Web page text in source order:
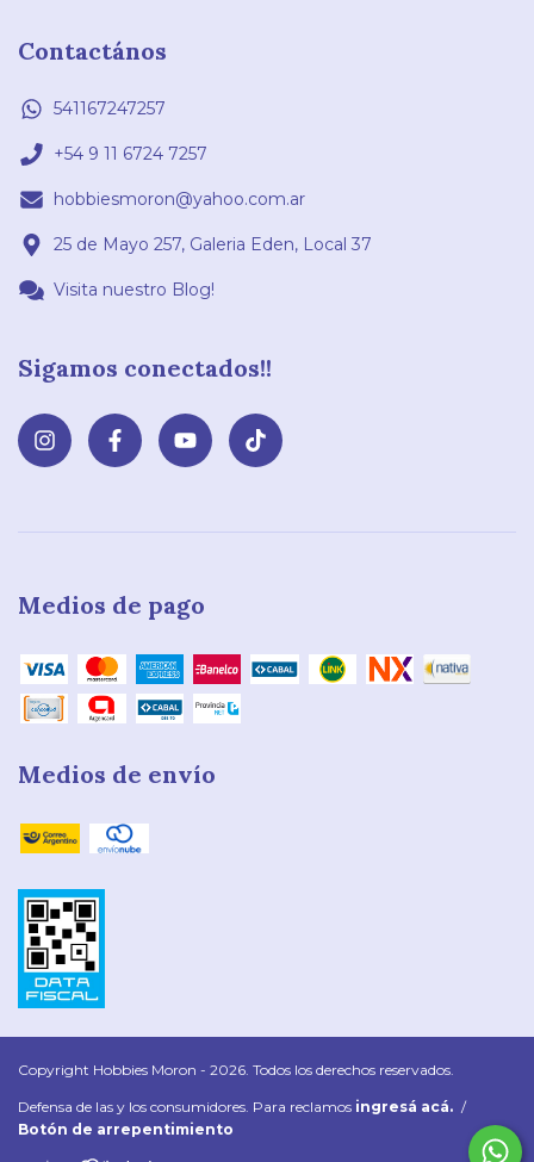
Contactános
541167247257
+54 9 11 6724 7257
hobbiesmoron@yahoo.com.ar
25 de Mayo 257, Galeria Eden, Local 37
Visita nuestro Blog!
Sigamos conectados!!
Medios de pago
Medios de envío
Copyright Hobbies Moron - 2026. Todos los derechos reservados.
Defensa de las y los consumidores. Para reclamos ingresá acá. /
Botón de arrepentimiento